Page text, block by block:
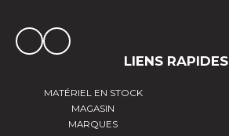
LIENS RAPIDES
MATÉRIEL EN STOCK
MAGASIN
MARQUES